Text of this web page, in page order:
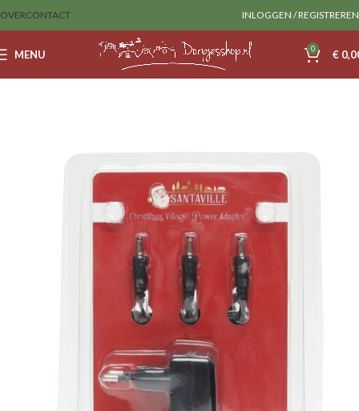
OVERCONTACT INLOGGEN / REGISTREREN
MENU 0 €
Verlichting en Adapters